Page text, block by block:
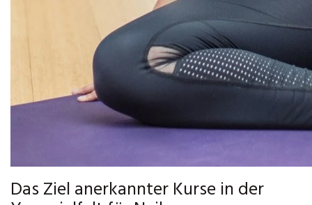
Das Ziel anerkannter Kurse in der